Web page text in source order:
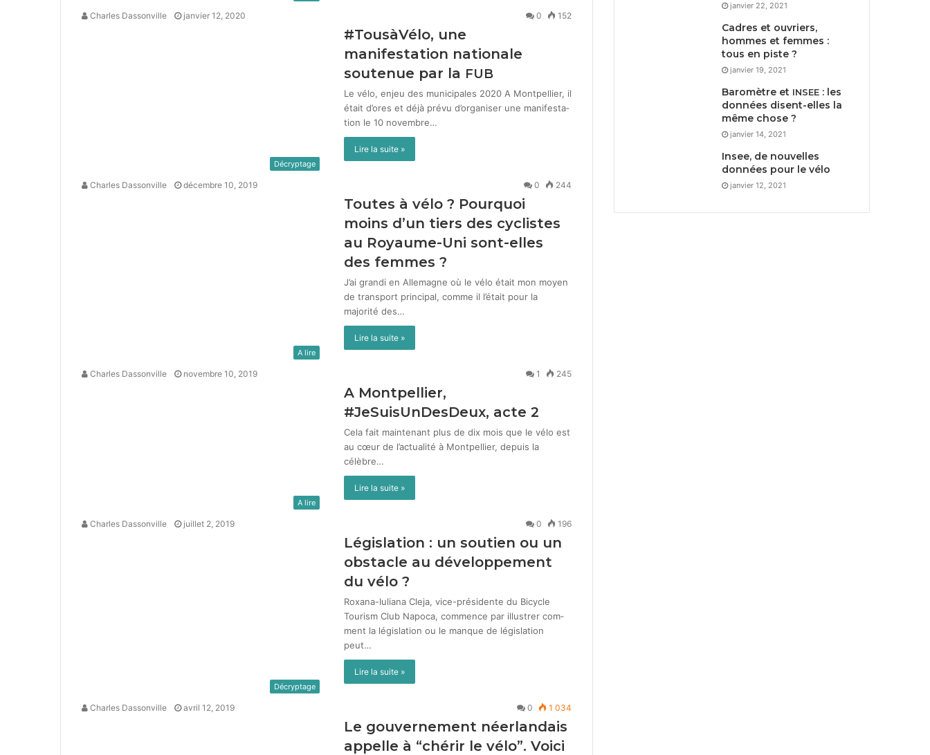
Charles Dassonville janvier 12, 2020 0 152
#TousàVélo, une
manifestation nationale
soutenue par la FUB
Le vélo, enjeu des municipales 2020 A Mont­pel­li­er, il
était d’ores et déjà prévu d’organiser une man­i­fes­ta­
tion le 10 novem­bre…
Lire la suite »
Décryptage
Charles Dassonville décembre 10, 2019 0 244
Toutes à vélo ? Pourquoi
moins d’un tiers des cyclistes
au Royaume-Uni sont-elles
des femmes ?
J’ai gran­di en Alle­magne où le vélo était mon moyen
de trans­port prin­ci­pal, comme il l’était pour la
majorité des…
Lire la suite »
A lire
Charles Dassonville novembre 10, 2019 1 245
A Montpellier,
#JeSuisUnDesDeux, acte 2
Cela fait main­tenant plus de dix mois que le vélo est
au cœur de l’actualité à Mont­pel­li­er, depuis la
célèbre…
Lire la suite »
A lire
Charles Dassonville juillet 2, 2019 0 196
Législation : un soutien ou un
obstacle au développement
du vélo ?
Rox­ana-Iuliana Cle­ja, vice-prési­dente du Bicy­cle
Tourism Club Napoca, com­mence par illus­tr­er com­
ment la lég­is­la­tion ou le manque de lég­is­la­tion
peut…
Lire la suite »
Décryptage
Charles Dassonville avril 12, 2019 0 1 034
Le gouvernement néerlandais
appelle à “chérir le vélo”. Voici
janvier 22, 2021
Cadres et ouvriers,
hommes et femmes :
tous en piste ?
janvier 19, 2021
Baromètre et INSEE : les
données disent-elles la
même chose ?
janvier 14, 2021
Insee, de nouvelles
données pour le vélo
janvier 12, 2021